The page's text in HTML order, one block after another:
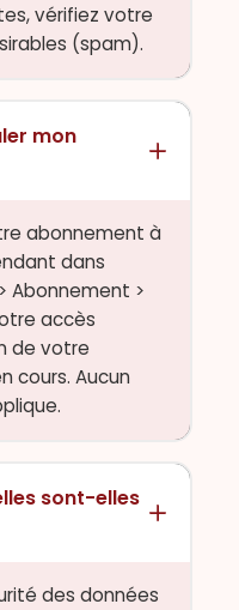
vérifiez votre
(spam).
mon
abonnement à
dans
Abonnement >
accès
de votre
cours. Aucun
sont-elles
des données